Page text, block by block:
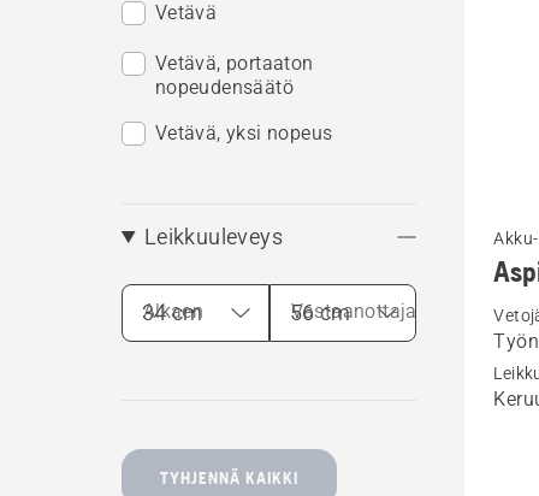
Vetävä
Vetävä, portaaton
nopeudensäätö
Vetävä, yksi nopeus
Leikkuuleveys
Alkaen Vastaanottaja
TYHJENNÄ KAIKKI
Katso
LC34-